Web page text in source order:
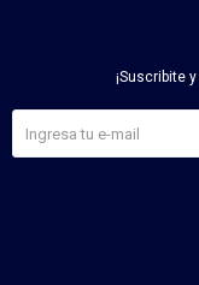
¡Suscribite